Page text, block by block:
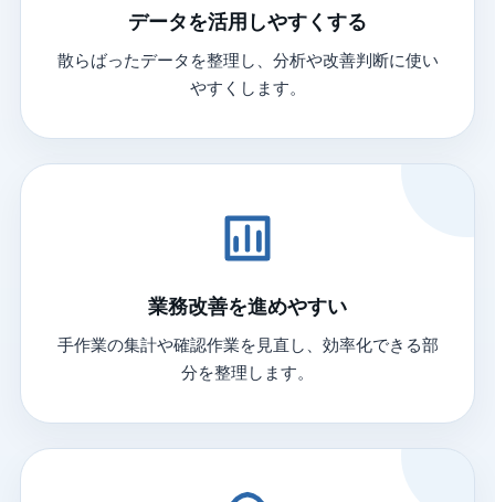
データを活用しやすくする
散らばったデータを整理し、分析や改善判断に使い
やすくします。
業務改善を進めやすい
手作業の集計や確認作業を見直し、効率化できる部
分を整理します。